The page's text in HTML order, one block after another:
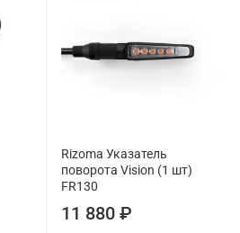
Rizoma Указатель
поворота Vision (1 шт)
FR130
11 880 ₽